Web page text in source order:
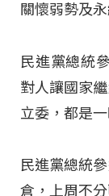
關懷弱勢及
民進黨總統
對人讓國家
立委，都是一
民進黨總統
倉，上周不